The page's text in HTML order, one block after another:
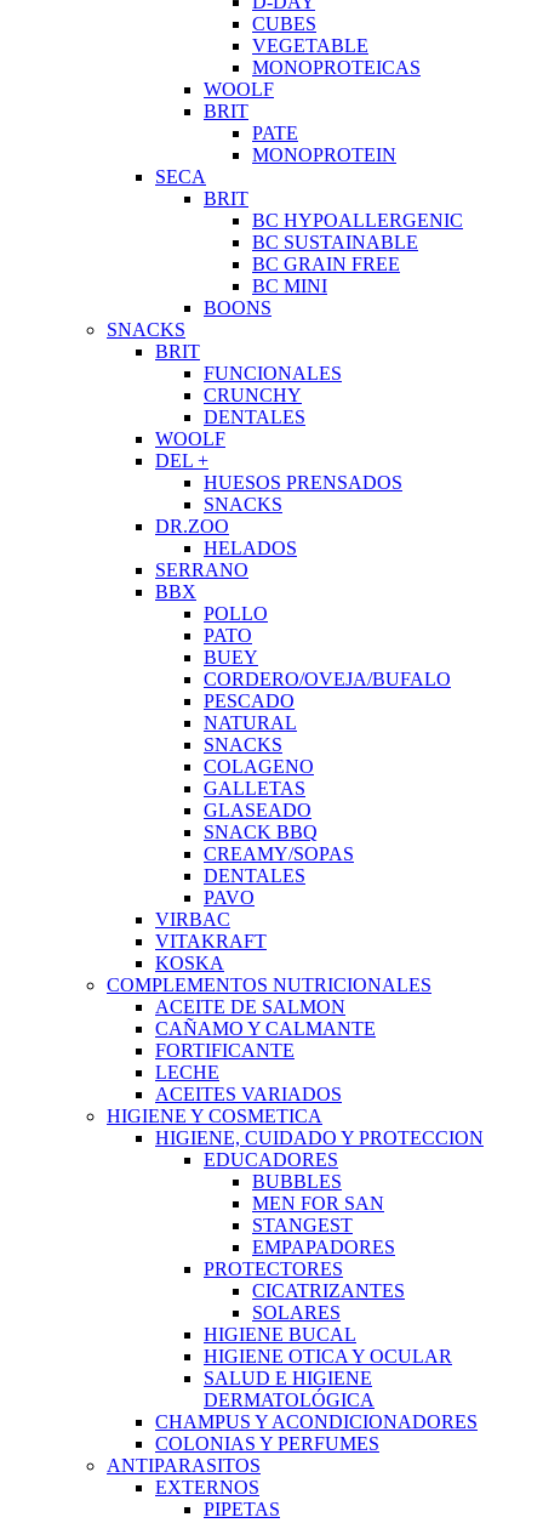
CUBES
VEGETABLE
MONOPROTEICAS
WOOLF
BRIT
PATE
MONOPROTEIN
SECA
BRIT
BC HYPOALLERGENIC
BC SUSTAINABLE
BC GRAIN FREE
BC MINI
BOONS
SNACKS
BRIT
FUNCIONALES
CRUNCHY
DENTALES
WOOLF
DEL +
HUESOS PRENSADOS
SNACKS
DR.ZOO
HELADOS
SERRANO
BBX
POLLO
PATO
BUEY
CORDERO/OVEJA/BUFALO
PESCADO
NATURAL
SNACKS
COLAGENO
GALLETAS
GLASEADO
SNACK BBQ
CREAMY/SOPAS
DENTALES
PAVO
VIRBAC
VITAKRAFT
KOSKA
COMPLEMENTOS NUTRICIONALES
ACEITE DE SALMON
CAÑAMO Y CALMANTE
FORTIFICANTE
LECHE
ACEITES VARIADOS
HIGIENE Y COSMETICA
HIGIENE, CUIDADO Y PROTECCION
EDUCADORES
BUBBLES
MEN FOR SAN
STANGEST
EMPAPADORES
PROTECTORES
CICATRIZANTES
SOLARES
HIGIENE BUCAL
HIGIENE OTICA Y OCULAR
SALUD E HIGIENE
DERMATOLÓGICA
CHAMPUS Y ACONDICIONADORES
COLONIAS Y PERFUMES
ANTIPARASITOS
EXTERNOS
PIPETAS